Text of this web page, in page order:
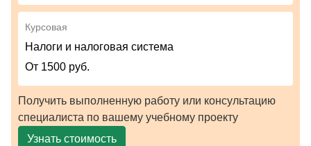
Курсовая
Налоги и налоговая система
От 1500 руб.
Получить выполненную работу или консультацию
специалиста по вашему учебному проекту
Узнать стоимость